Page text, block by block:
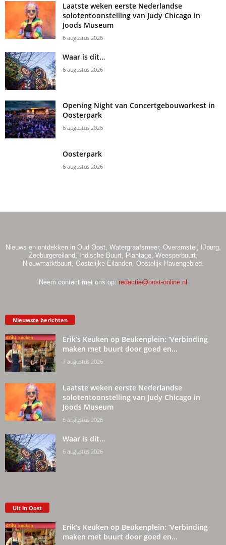
Laatste weken eerste Nederlandse
solotentoonstelling van Judy Chicago in
Joods Museum
6 augustus 2026
Waar is dit…
6 augustus 2026
Opening Night van Concertgebouworkest in
Oosterpark
6 augustus 2026
Oosterpark
6 augustus 2026
Nieuws en ontdekken in Oud Oost, Watergraafsmeer, Overamstel, IJburg,
Zeeburgereiland, Indische Buurt, Plantage, Weesperbuurt,
Nieuwmarktbuurt, Oostelijke Eilanden, Oostelijk Havengebied.
Neem contact met ons op: redactie@oost-online.nl
Nieuwste berichten
Erik’s Keuken op Beukenplein: ‘Verbinding
maken met buurt door goed en...
7 augustus 2026
Laatste weken eerste Nederlandse
solotentoonstelling van Judy Chicago in
Joods Museum
6 augustus 2026
Waar is dit…
6 augustus 2026
Uit in Oost
Erik’s Keuken op Beukenplein: ‘Verbinding
maken met buurt door goed en...